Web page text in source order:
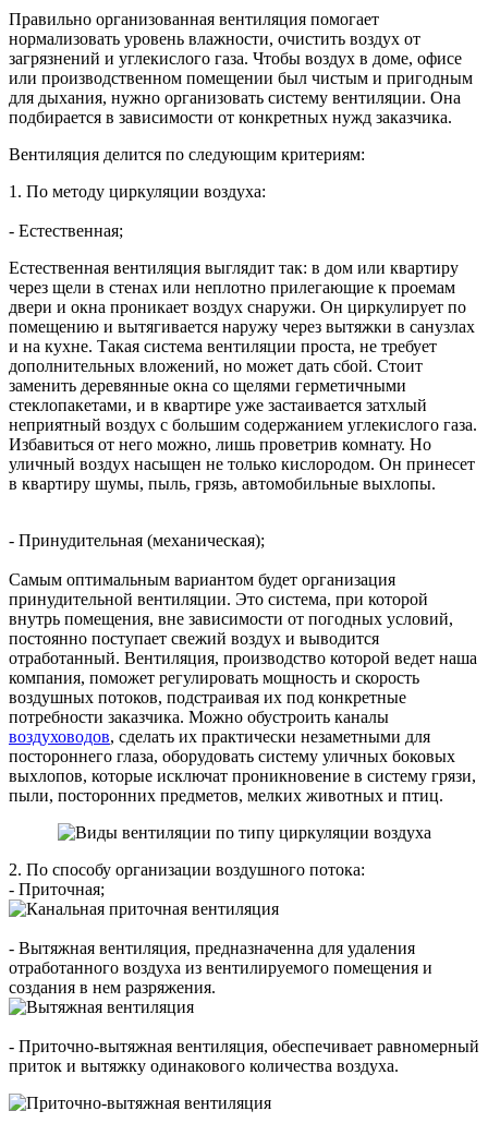
Правильно организованная вентиляция помогает
нормализовать уровень влажности, очистить воздух от
загрязнений и углекислого газа. Чтобы воздух в доме, офисе
или производственном помещении был чистым и пригодным
для дыхания, нужно организовать систему вентиляции. Она
подбирается в зависимости от конкретных нужд заказчика.
Вентиляция делится по следующим критериям:
1. По методу циркуляции воздуха:
- Естественная;
Естественная вентиляция выглядит так: в дом или квартиру
через щели в стенах или неплотно прилегающие к проемам
двери и окна проникает воздух снаружи. Он циркулирует по
помещению и вытягивается наружу через вытяжки в санузлах
и на кухне. Такая система вентиляции проста, не требует
дополнительных вложений, но может дать сбой. Стоит
заменить деревянные окна со щелями герметичными
стеклопакетами, и в квартире уже застаивается затхлый
неприятный воздух с большим содержанием углекислого газа.
Избавиться от него можно, лишь проветрив комнату. Но
уличный воздух насыщен не только кислородом. Он принесет
в квартиру шумы, пыль, грязь, автомобильные выхлопы.
- Принудительная (механическая);
Самым оптимальным вариантом будет организация
принудительной вентиляции. Это система, при которой
внутрь помещения, вне зависимости от погодных условий,
постоянно поступает свежий воздух и выводится
отработанный. Вентиляция, производство которой ведет наша
компания, поможет регулировать мощность и скорость
воздушных потоков, подстраивая их под конкретные
потребности заказчика. Можно обустроить каналы
воздуховодов, сделать их практически незаметными для
постороннего глаза, оборудовать систему уличных боковых
выхлопов, которые исключат проникновение в систему грязи,
пыли, посторонних предметов, мелких животных и птиц.
2. По способу организации воздушного потока:
- Приточная;
- Вытяжная вентиляция, предназначенна для удаления
отработанного воздуха из вентилируемого помещения и
создания в нем разряжения.
- Приточно-вытяжная вентиляция, обеспечивает равномерный
приток и вытяжку одинакового количества воздуха.